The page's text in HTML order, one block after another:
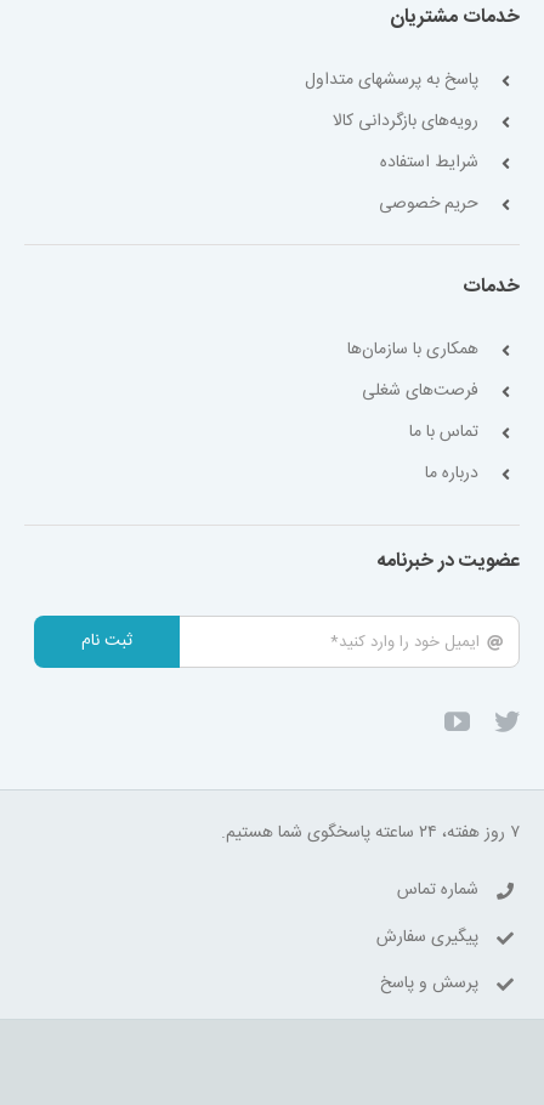
خدمات مشتریان
پاسخ به پرسشهای متداول
رویه‌های بازگردانی کالا
شرایط استفاده
حریم خصوصی
خدمات
همکاری با سازمان‌ها
فرصت‌های شغلی
تماس با ما
درباره ما
عضویت در خبرنامه
ثبت نام
۷ روز هفته، ۲۴ ساعته پاسخگوی شما هستیم.
شماره تماس
پیگیری سفارش
پرسش و پاسخ